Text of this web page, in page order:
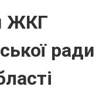
ЖКГ
ради